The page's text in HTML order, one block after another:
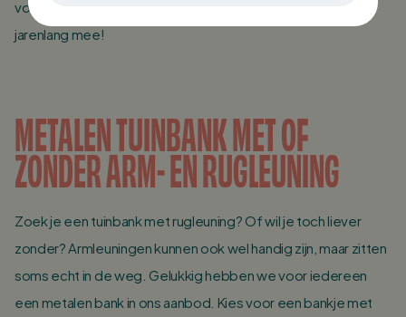
vochtige doek met wat afwasmiddel en je tuinbank gaat
jarenlang mee!
METALEN TUINBANK MET OF
ZONDER ARM- EN RUGLEUNING
Zoek je een tuinbank met rugleuning? Of wil je toch liever
zonder? Armleuningen kunnen ook wel handig zijn, maar zitten
soms echt in de weg. Gelukkig hebben we voor iedereen
een metalen bank in ons aanbod. Kies voor een bankje met